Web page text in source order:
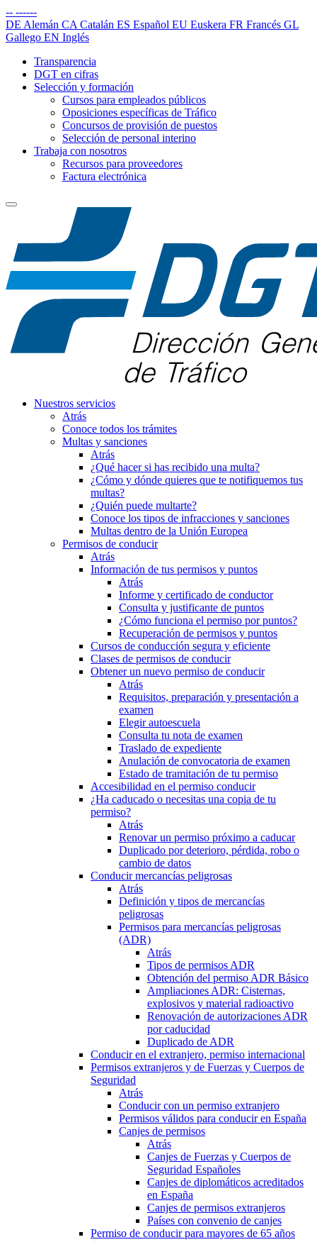
-- ------
DE Alemán CA Catalán ES Español EU Euskera FR Francés GL
Gallego EN Inglés
Transparencia
DGT en cifras
Selección y formación
Cursos para empleados públicos
Oposiciones específicas de Tráfico
Concursos de provisión de puestos
Selección de personal interino
Trabaja con nosotros
Recursos para proveedores
Factura electrónica
Nuestros servicios
Atrás
Conoce todos los trámites
Multas y sanciones
Atrás
¿Qué hacer si has recibido una multa?
¿Cómo y dónde quieres que te notifiquemos tus
multas?
¿Quién puede multarte?
Conoce los tipos de infracciones y sanciones
Multas dentro de la Unión Europea
Permisos de conducir
Atrás
Información de tus permisos y puntos
Atrás
Informe y certificado de conductor
Consulta y justificante de puntos
¿Cómo funciona el permiso por puntos?
Recuperación de permisos y puntos
Cursos de conducción segura y eficiente
Clases de permisos de conducir
Obtener un nuevo permiso de conducir
Atrás
Requisitos, preparación y presentación a
examen
Elegir autoescuela
Consulta tu nota de examen
Traslado de expediente
Anulación de convocatoria de examen
Estado de tramitación de tu permiso
Accesibilidad en el permiso conducir
¿Ha caducado o necesitas una copia de tu
permiso?
Atrás
Renovar un permiso próximo a caducar
Duplicado por deterioro, pérdida, robo o
cambio de datos
Conducir mercancías peligrosas
Atrás
Definición y tipos de mercancías
peligrosas
Permisos para mercancías peligrosas
(ADR)
Atrás
Tipos de permisos ADR
Obtención del permiso ADR Básico
Ampliaciones ADR: Cisternas,
explosivos y material radioactivo
Renovación de autorizaciones ADR
por caducidad
Duplicado de ADR
Conducir en el extranjero, permiso internacional
Permisos extranjeros y de Fuerzas y Cuerpos de
Seguridad
Atrás
Conducir con un permiso extranjero
Permisos válidos para conducir en España
Canjes de permisos
Atrás
Canjes de Fuerzas y Cuerpos de
Seguridad Españoles
Canjes de diplomáticos acreditados
en España
Canjes de permisos extranjeros
Países con convenio de canjes
Permiso de conducir para mayores de 65 años